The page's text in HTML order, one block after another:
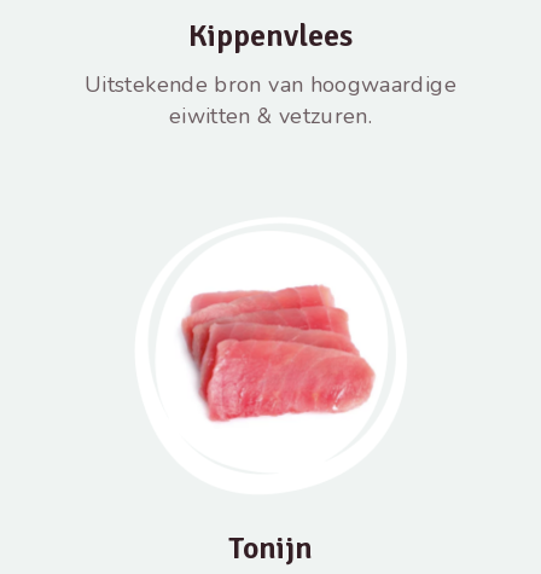
Kippenvlees
Uitstekende bron van hoogwaardige
eiwitten & vetzuren.
Tonijn